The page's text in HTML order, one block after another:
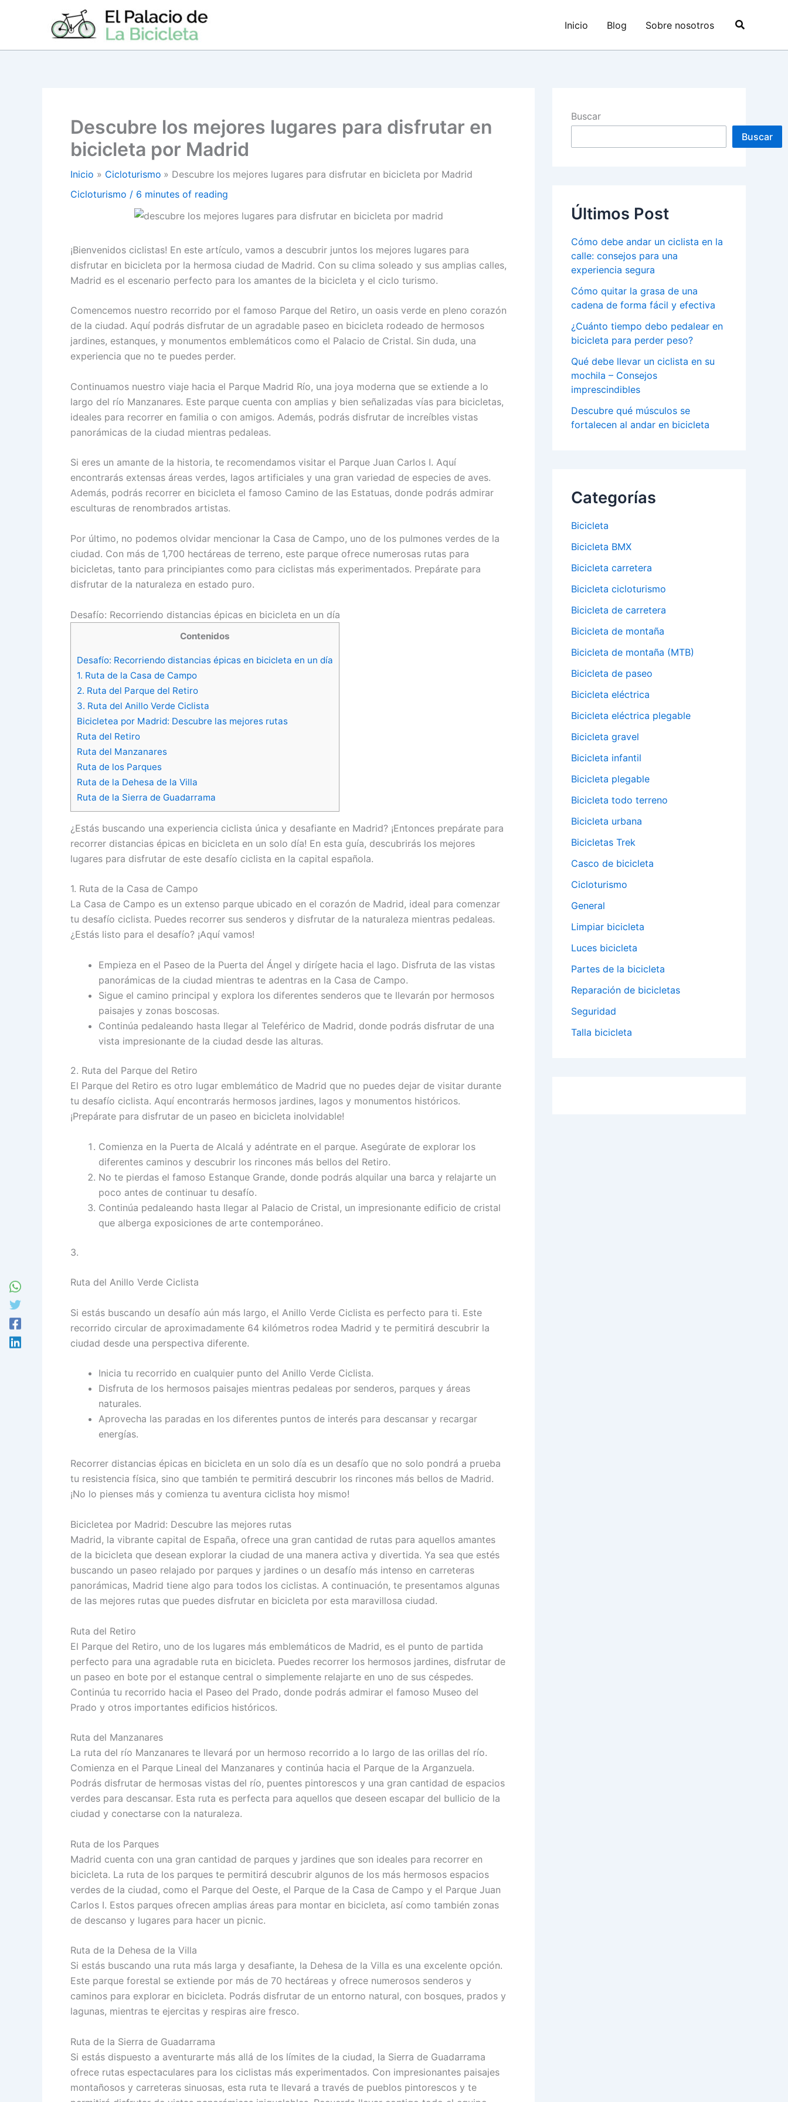
Inicio Blog Sobre nosotros Buscar
Descubre los mejores lugares para disfrutar en
bicicleta por Madrid
Inicio Cicloturismo
Descubre los mejores lugares para disfrutar en bicicleta por Madrid
Cicloturismo / 6 minutes of reading
¡Bienvenidos ciclistas! En este artículo, vamos a descubrir juntos los mejores lugares para
disfrutar en bicicleta por la hermosa ciudad de Madrid. Con su clima soleado y sus amplias calles,
Madrid es el escenario perfecto para los amantes de la bicicleta y el ciclo turismo.
Comencemos nuestro recorrido por el famoso Parque del Retiro, un oasis verde en pleno corazón
de la ciudad. Aquí podrás disfrutar de un agradable paseo en bicicleta rodeado de hermosos
jardines, estanques, y monumentos emblemáticos como el Palacio de Cristal. Sin duda, una
experiencia que no te puedes perder.
Continuamos nuestro viaje hacia el Parque Madrid Río, una joya moderna que se extiende a lo
largo del río Manzanares. Este parque cuenta con amplias y bien señalizadas vías para bicicletas,
ideales para recorrer en familia o con amigos. Además, podrás disfrutar de increíbles vistas
panorámicas de la ciudad mientras pedaleas.
Si eres un amante de la historia, te recomendamos visitar el Parque Juan Carlos I. Aquí
encontrarás extensas áreas verdes, lagos artificiales y una gran variedad de especies de aves.
Además, podrás recorrer en bicicleta el famoso Camino de las Estatuas, donde podrás admirar
esculturas de renombrados artistas.
Por último, no podemos olvidar mencionar la Casa de Campo, uno de los pulmones verdes de la
ciudad. Con más de 1,700 hectáreas de terreno, este parque ofrece numerosas rutas para
bicicletas, tanto para principiantes como para ciclistas más experimentados. Prepárate para
disfrutar de la naturaleza en estado puro.
Desafío: Recorriendo distancias épicas en bicicleta en un día
Contenidos
Desafío: Recorriendo distancias épicas en bicicleta en un día
1. Ruta de la Casa de Campo
2. Ruta del Parque del Retiro
3. Ruta del Anillo Verde Ciclista
Bicicletea por Madrid: Descubre las mejores rutas
Ruta del Retiro
Ruta del Manzanares
Ruta de los Parques
Ruta de la Dehesa de la Villa
Ruta de la Sierra de Guadarrama
¿Estás buscando una experiencia ciclista única y desafiante en Madrid? ¡Entonces prepárate para
recorrer distancias épicas en bicicleta en un solo día! En esta guía, descubrirás los mejores
lugares para disfrutar de este desafío ciclista en la capital española.
1. Ruta de la Casa de Campo
La Casa de Campo es un extenso parque ubicado en el corazón de Madrid, ideal para comenzar
tu desafío ciclista. Puedes recorrer sus senderos y disfrutar de la naturaleza mientras pedaleas.
¿Estás listo para el desafío? ¡Aquí vamos!
Empieza en el Paseo de la Puerta del Ángel y dirígete hacia el lago. Disfruta de las vistas
panorámicas de la ciudad mientras te adentras en la Casa de Campo.
Sigue el camino principal y explora los diferentes senderos que te llevarán por hermosos
paisajes y zonas boscosas.
Continúa pedaleando hasta llegar al Teleférico de Madrid, donde podrás disfrutar de una
vista impresionante de la ciudad desde las alturas.
2. Ruta del Parque del Retiro
El Parque del Retiro es otro lugar emblemático de Madrid que no puedes dejar de visitar durante
tu desafío ciclista. Aquí encontrarás hermosos jardines, lagos y monumentos históricos.
¡Prepárate para disfrutar de un paseo en bicicleta inolvidable!
Comienza en la Puerta de Alcalá y adéntrate en el parque. Asegúrate de explorar los
diferentes caminos y descubrir los rincones más bellos del Retiro.
No te pierdas el famoso Estanque Grande, donde podrás alquilar una barca y relajarte un
poco antes de continuar tu desafío.
Continúa pedaleando hasta llegar al Palacio de Cristal, un impresionante edificio de cristal
que alberga exposiciones de arte contemporáneo.
3.
Ruta del Anillo Verde Ciclista
Si estás buscando un desafío aún más largo, el Anillo Verde Ciclista es perfecto para ti. Este
recorrido circular de aproximadamente 64 kilómetros rodea Madrid y te permitirá descubrir la
ciudad desde una perspectiva diferente.
Inicia tu recorrido en cualquier punto del Anillo Verde Ciclista.
Disfruta de los hermosos paisajes mientras pedaleas por senderos, parques y áreas
naturales.
Aprovecha las paradas en los diferentes puntos de interés para descansar y recargar
energías.
Recorrer distancias épicas en bicicleta en un solo día es un desafío que no solo pondrá a prueba
tu resistencia física, sino que también te permitirá descubrir los rincones más bellos de Madrid.
¡No lo pienses más y comienza tu aventura ciclista hoy mismo!
Bicicletea por Madrid: Descubre las mejores rutas
Madrid, la vibrante capital de España, ofrece una gran cantidad de rutas para aquellos amantes
de la bicicleta que desean explorar la ciudad de una manera activa y divertida. Ya sea que estés
buscando un paseo relajado por parques y jardines o un desafío más intenso en carreteras
panorámicas, Madrid tiene algo para todos los ciclistas. A continuación, te presentamos algunas
de las mejores rutas que puedes disfrutar en bicicleta por esta maravillosa ciudad.
Ruta del Retiro
El Parque del Retiro, uno de los lugares más emblemáticos de Madrid, es el punto de partida
perfecto para una agradable ruta en bicicleta. Puedes recorrer los hermosos jardines, disfrutar de
un paseo en bote por el estanque central o simplemente relajarte en uno de sus céspedes.
Continúa tu recorrido hacia el Paseo del Prado, donde podrás admirar el famoso Museo del
Prado y otros importantes edificios históricos.
Ruta del Manzanares
La ruta del río Manzanares te llevará por un hermoso recorrido a lo largo de las orillas del río.
Comienza en el Parque Lineal del Manzanares y continúa hacia el Parque de la Arganzuela.
Podrás disfrutar de hermosas vistas del río, puentes pintorescos y una gran cantidad de espacios
verdes para descansar. Esta ruta es perfecta para aquellos que deseen escapar del bullicio de la
ciudad y conectarse con la naturaleza.
Ruta de los Parques
Madrid cuenta con una gran cantidad de parques y jardines que son ideales para recorrer en
bicicleta. La ruta de los parques te permitirá descubrir algunos de los más hermosos espacios
verdes de la ciudad, como el Parque del Oeste, el Parque de la Casa de Campo y el Parque Juan
Carlos I. Estos parques ofrecen amplias áreas para montar en bicicleta, así como también zonas
de descanso y lugares para hacer un picnic.
Ruta de la Dehesa de la Villa
Si estás buscando una ruta más larga y desafiante, la Dehesa de la Villa es una excelente opción.
Este parque forestal se extiende por más de 70 hectáreas y ofrece numerosos senderos y
caminos para explorar en bicicleta. Podrás disfrutar de un entorno natural, con bosques, prados y
lagunas, mientras te ejercitas y respiras aire fresco.
Ruta de la Sierra de Guadarrama
Si estás dispuesto a aventurarte más allá de los límites de la ciudad, la Sierra de Guadarrama
ofrece rutas espectaculares para los ciclistas más experimentados. Con impresionantes paisajes
montañosos y carreteras sinuosas, esta ruta te llevará a través de pueblos pintorescos y te
Buscar
Buscar
Últimos Post
Cómo debe andar un ciclista en la
calle: consejos para una
experiencia segura
Cómo quitar la grasa de una
cadena de forma fácil y efectiva
¿Cuánto tiempo debo pedalear en
bicicleta para perder peso?
Qué debe llevar un ciclista en su
mochila – Consejos
imprescindibles
Descubre qué músculos se
fortalecen al andar en bicicleta
Categorías
Bicicleta
Bicicleta BMX
Bicicleta carretera
Bicicleta cicloturismo
Bicicleta de carretera
Bicicleta de montaña
Bicicleta de montaña (MTB)
Bicicleta de paseo
Bicicleta eléctrica
Bicicleta eléctrica plegable
Bicicleta gravel
Bicicleta infantil
Bicicleta plegable
Bicicleta todo terreno
Bicicleta urbana
Bicicletas Trek
Casco de bicicleta
Cicloturismo
General
Limpiar bicicleta
Luces bicicleta
Partes de la bicicleta
Reparación de bicicletas
Seguridad
Talla bicicleta